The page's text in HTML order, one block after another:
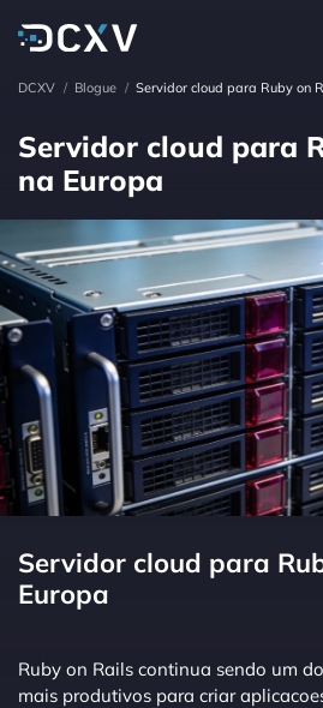
DCXV / Blogue / Servidor cloud para Ruby on
Servidor cloud para
na Europa
Servidor cloud para
Europa
Ruby on Rails continua sendo um
mais produtivos para criar